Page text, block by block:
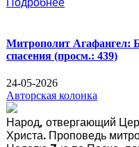
Митрополит Агафангел:
спасения (просм.: 439)
24-05-2026
Авторская колонка
Народ, отвергающий
Христа. Проповедь